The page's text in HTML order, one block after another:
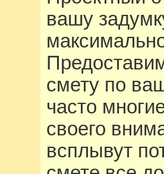
вашу
смету по
часто
своего
всплывут